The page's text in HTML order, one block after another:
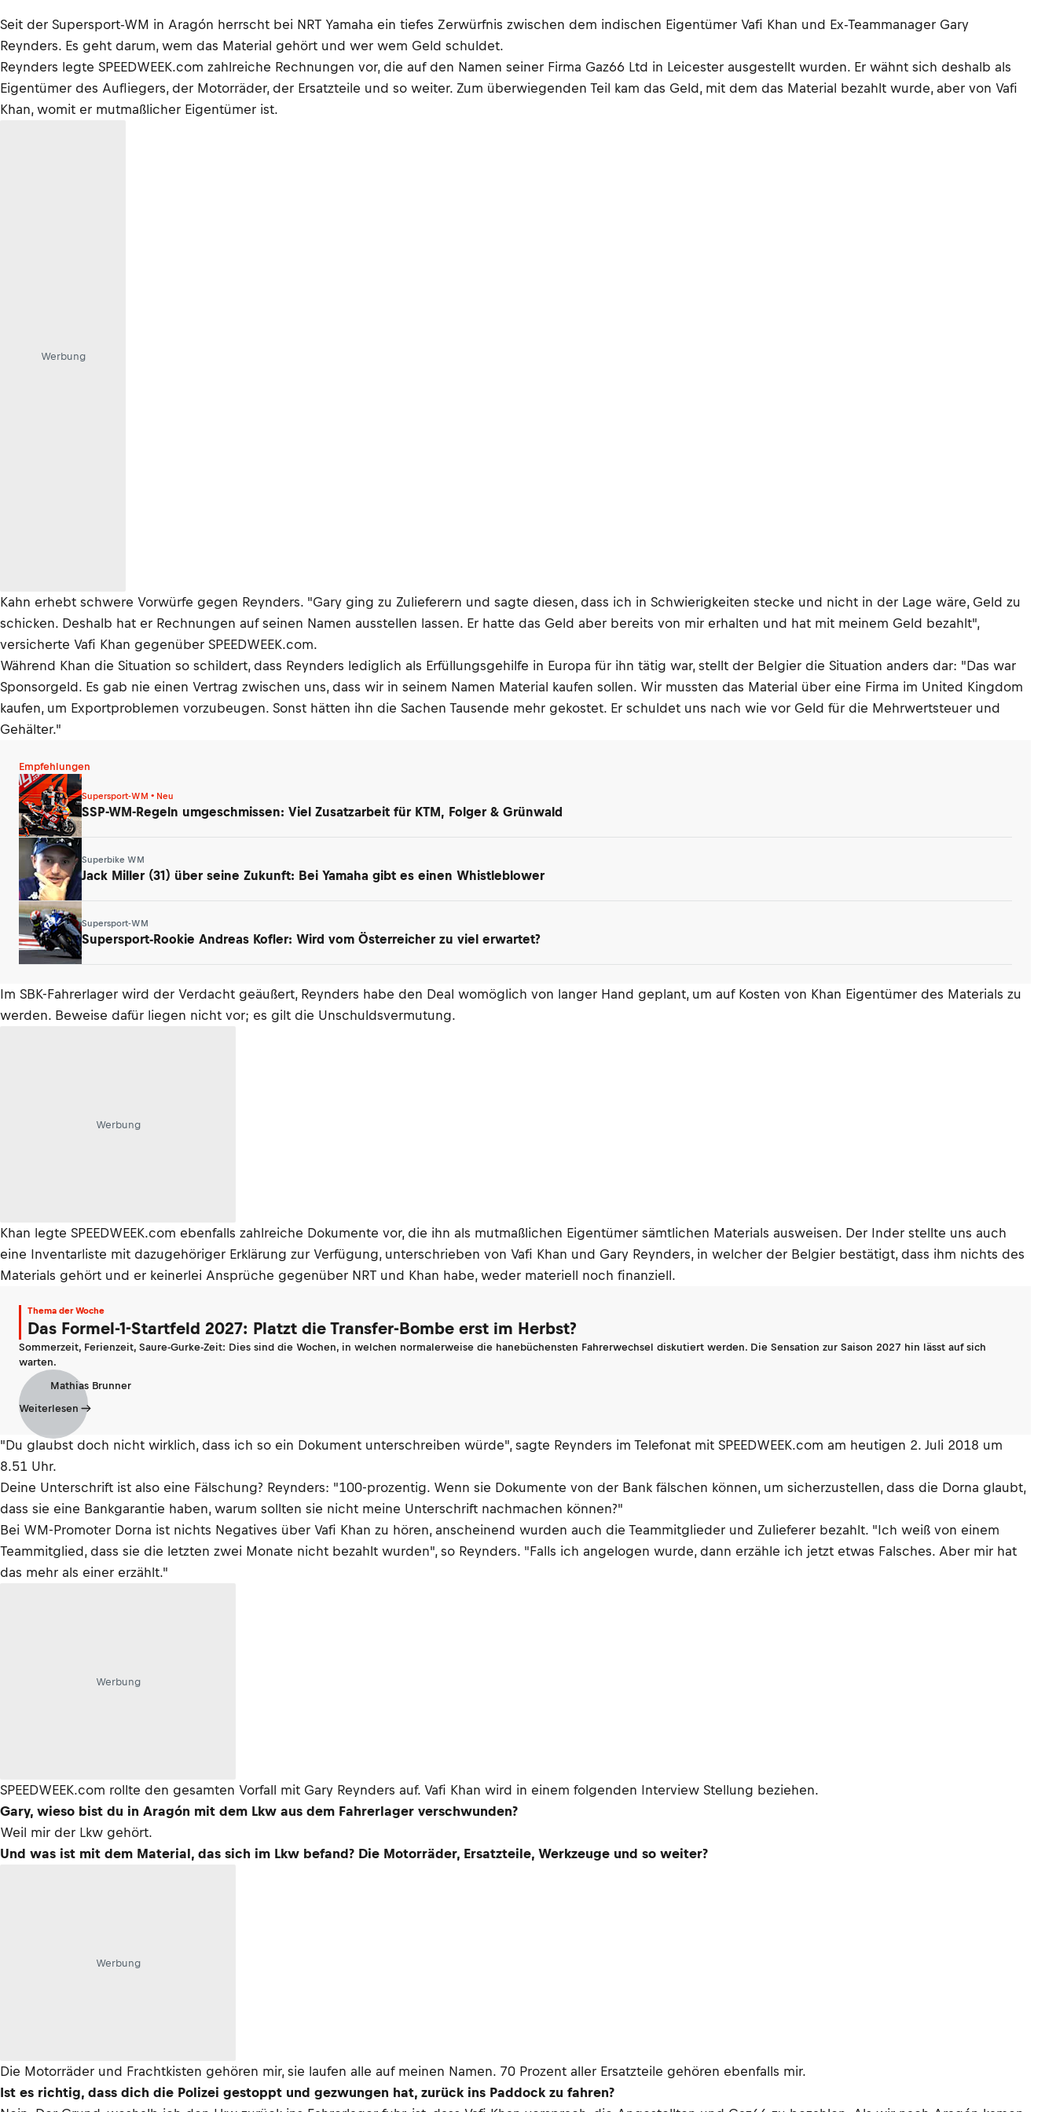
Seit der Supersport-WM in Aragón herrscht bei NRT Yamaha ein tiefes Zerwürfnis zwischen dem indischen Eigentümer Vafi Khan und Ex-Teammanager Gary
Reynders. Es geht darum, wem das Material gehört und wer wem Geld schuldet.
Reynders legte SPEEDWEEK.com zahlreiche Rechnungen vor, die auf den Namen seiner Firma Gaz66 Ltd in Leicester ausgestellt wurden. Er wähnt sich deshalb als
Eigentümer des Aufliegers, der Motorräder, der Ersatzteile und so weiter. Zum überwiegenden Teil kam das Geld, mit dem das Material bezahlt wurde, aber von Vafi
Khan, womit er mutmaßlicher Eigentümer ist.
Werbung
Kahn erhebt schwere Vorwürfe gegen Reynders. "Gary ging zu Zulieferern und sagte diesen, dass ich in Schwierigkeiten stecke und nicht in der Lage wäre, Geld zu
schicken. Deshalb hat er Rechnungen auf seinen Namen ausstellen lassen. Er hatte das Geld aber bereits von mir erhalten und hat mit meinem Geld bezahlt",
versicherte Vafi Khan gegenüber SPEEDWEEK.com.
Während Khan die Situation so schildert, dass Reynders lediglich als Erfüllungsgehilfe in Europa für ihn tätig war, stellt der Belgier die Situation anders dar: "Das war
Sponsorgeld. Es gab nie einen Vertrag zwischen uns, dass wir in seinem Namen Material kaufen sollen. Wir mussten das Material über eine Firma im United Kingdom
kaufen, um Exportproblemen vorzubeugen. Sonst hätten ihn die Sachen Tausende mehr gekostet. Er schuldet uns nach wie vor Geld für die Mehrwertsteuer und
Gehälter."
Empfehlungen
Supersport-WM • Neu
SSP-WM-Regeln umgeschmissen: Viel Zusatzarbeit für KTM, Folger & Grünwald
Superbike WM
Jack Miller (31) über seine Zukunft: Bei Yamaha gibt es einen Whistleblower
Supersport-WM
Supersport-Rookie Andreas Kofler: Wird vom Österreicher zu viel erwartet?
Im SBK-Fahrerlager wird der Verdacht geäußert, Reynders habe den Deal womöglich von langer Hand geplant, um auf Kosten von Khan Eigentümer des Materials zu
werden. Beweise dafür liegen nicht vor; es gilt die Unschuldsvermutung.
Werbung
Khan legte SPEEDWEEK.com ebenfalls zahlreiche Dokumente vor, die ihn als mutmaßlichen Eigentümer sämtlichen Materials ausweisen. Der Inder stellte uns auch
eine Inventarliste mit dazugehöriger Erklärung zur Verfügung, unterschrieben von Vafi Khan und Gary Reynders, in welcher der Belgier bestätigt, dass ihm nichts des
Materials gehört und er keinerlei Ansprüche gegenüber NRT und Khan habe, weder materiell noch finanziell.
Thema der Woche
Das Formel-1-Startfeld 2027: Platzt die Transfer-Bombe erst im Herbst?
Sommerzeit, Ferienzeit, Saure-Gurke-Zeit: Dies sind die Wochen, in welchen normalerweise die hanebüchensten Fahrerwechsel diskutiert werden. Die Sensation zur Saison 2027 hin lässt auf sich
warten.
Mathias Brunner
Weiterlesen
"Du glaubst doch nicht wirklich, dass ich so ein Dokument unterschreiben würde", sagte Reynders im Telefonat mit SPEEDWEEK.com am heutigen 2. Juli 2018 um
8.51 Uhr.
Deine Unterschrift ist also eine Fälschung? Reynders: "100-prozentig. Wenn sie Dokumente von der Bank fälschen können, um sicherzustellen, dass die Dorna glaubt,
dass sie eine Bankgarantie haben, warum sollten sie nicht meine Unterschrift nachmachen können?"
Bei WM-Promoter Dorna ist nichts Negatives über Vafi Khan zu hören, anscheinend wurden auch die Teammitglieder und Zulieferer bezahlt. "Ich weiß von einem
Teammitglied, dass sie die letzten zwei Monate nicht bezahlt wurden", so Reynders. "Falls ich angelogen wurde, dann erzähle ich jetzt etwas Falsches. Aber mir hat
das mehr als einer erzählt."
Werbung
SPEEDWEEK.com rollte den gesamten Vorfall mit Gary Reynders auf. Vafi Khan wird in einem folgenden Interview Stellung beziehen.
Gary, wieso bist du in Aragón mit dem Lkw aus dem Fahrerlager verschwunden?
Weil mir der Lkw gehört.
Und was ist mit dem Material, das sich im Lkw befand? Die Motorräder, Ersatzteile, Werkzeuge und so weiter?
Werbung
Die Motorräder und Frachtkisten gehören mir, sie laufen alle auf meinen Namen. 70 Prozent aller Ersatzteile gehören ebenfalls mir.
Ist es richtig, dass dich die Polizei gestoppt und gezwungen hat, zurück ins Paddock zu fahren?